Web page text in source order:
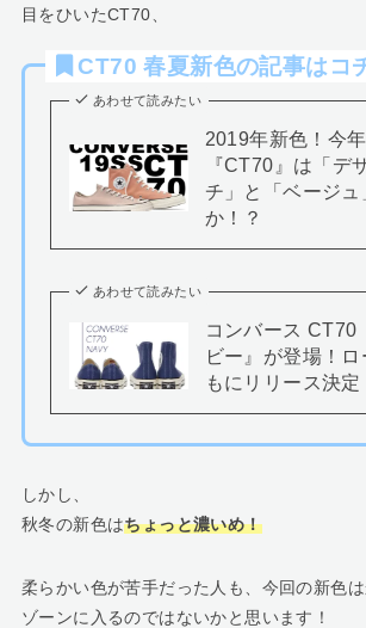
目をひいたCT70、
CT70 春夏新色の記事はコ
あわせて読みたい
2019年新色！今
『CT70』は「デ
チ」と「ベージ
か！？
あわせて読みたい
コンバース CT70
ビー』が登場！ロ
もにリリース決定
しかし、
秋冬の新色はちょっと濃いめ！
柔らかい色が苦手だった人も、今回の新色
ゾーンに入るのではないかと思います！